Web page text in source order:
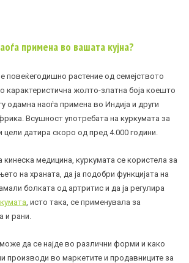
примена во вашата кујна?
повеќегодишно растение од семејството
карактеристична жолто-златна боја коешто
одамна наоѓа примена во Индија и други
Всушност употребата на куркумата за
цели датира скоро од пред 4.000 години.
медицина, куркумата се користела за
на храната, да ја подобри функцијата на
болката од артритис и да ја регулира
, исто така, се применувала за
и рани.
да се најде во различни форми и како
производи во маркетите и продавниците за